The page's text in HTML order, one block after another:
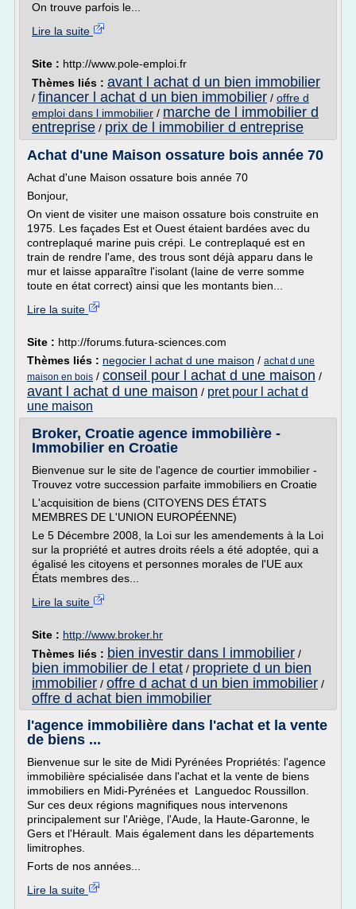
On trouve parfois le...
Lire la suite
Site : http://www.pole-emploi.fr
Thèmes liés : avant l achat d un bien immobilier
/ financer l achat d un bien immobilier / offre d
emploi dans l immobilier / marche de l immobilier d
entreprise / prix de l immobilier d entreprise
Achat d'une Maison ossature bois année 70
Achat d'une Maison ossature bois année 70
Bonjour,
On vient de visiter une maison ossature bois construite en
1975. Les façades Est et Ouest étaient bardées avec du
contreplaqué marine puis crépi. Le contreplaqué est en
train de rendre l'ame, des trous sont déjà apparu dans le
mur et laisse apparaître l'isolant (laine de verre somme
toute en état correct) ainsi que les montants bien...
Lire la suite
Site : http://forums.futura-sciences.com
Thèmes liés : negocier l achat d une maison / achat d une
maison en bois / conseil pour l achat d une maison /
avant l achat d une maison / pret pour l achat d
une maison
Broker, Croatie agence immobilière -
Immobilier en Croatie
Bienvenue sur le site de l'agence de courtier immobilier -
Trouvez votre succession parfaite immobiliers en Croatie
L'acquisition de biens (CITOYENS DES ÉTATS
MEMBRES DE L'UNION EUROPÉENNE)
Le 5 Décembre 2008, la Loi sur les amendements à la Loi
sur la propriété et autres droits réels a été adoptée, qui a
égalisé les citoyens et personnes morales de l'UE aux
États membres des...
Lire la suite
Site : http://www.broker.hr
Thèmes liés : bien investir dans l immobilier /
bien immobilier de l etat / propriete d un bien
immobilier / offre d achat d un bien immobilier /
offre d achat bien immobilier
l'agence immobilière dans l'achat et la vente
de biens ...
Bienvenue sur le site de Midi Pyrénées Propriétés: l'agence
immobilière spécialisée dans l'achat et la vente de biens
immobiliers en Midi-Pyrénées et Languedoc Roussillon.
Sur ces deux régions magnifiques nous intervenons
principalement sur l'Ariège, l'Aude, la Haute-Garonne, le
Gers et l'Hérault. Mais également dans les départements
limitrophes.
Forts de nos années...
Lire la suite